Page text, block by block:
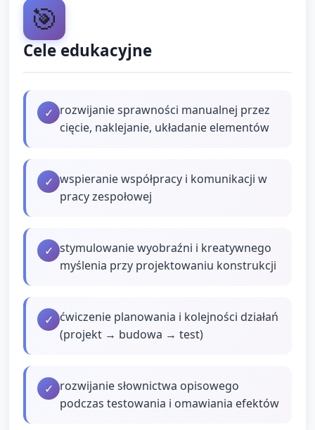
🎯
Cele edukacyjne
✓ rozwijanie sprawności manualnej przez
cięcie, naklejanie, układanie elementów
✓ wspieranie współpracy i komunikacji w
pracy zespołowej
✓ stymulowanie wyobraźni i kreatywnego
myślenia przy projektowaniu konstrukcji
✓ ćwiczenie planowania i kolejności działań
(projekt → budowa → test)
✓ rozwijanie słownictwa opisowego
podczas testowania i omawiania efektów